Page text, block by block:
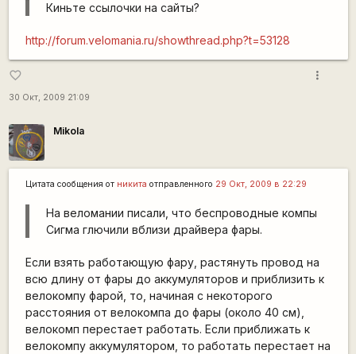
Киньте ссылочки на сайты?
http://forum.velomania.ru/showthread.php?t=53128
favorite_border
30 Окт, 2009 21:09
more_vert
Mikola
Цитата сообщения от никита отправленного 29 Окт, 2009 в 22:29
На веломании писали, что беспроводные компы
Сигма глючили вблизи драйвера фары.
Если взять работающую фару, растянуть провод на
всю длину от фары до аккумуляторов и приблизить к
велокомпу фарой, то, начиная с некоторого
расстояния от велокомпа до фары (около 40 см),
велокомп перестает работать. Если приближать к
велокомпу аккумулятором, то работать перестает на